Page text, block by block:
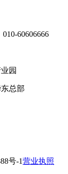
60606666
园
总部
号-1营业执照